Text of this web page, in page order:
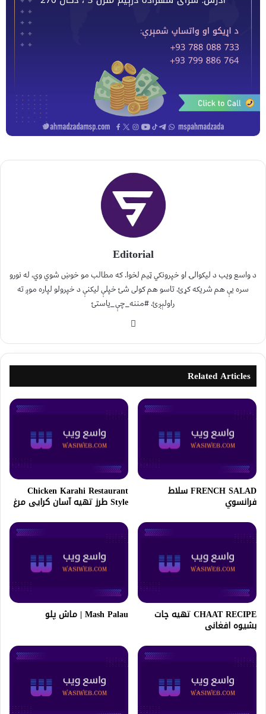
Editorial
د واسع ویب د لیکوالۍ او خپرونکي ټیم لخوا. که مطالب مو خوښ شوي وي، له نورو
سره یې هم شریکه کړئ. تاسو هم کولی شئ خپلې لیکنې د خپرولو لپاره موږ ته
راولېږئ. #مننه_چې_یاستئ
Related Articles
FRENCH SALAD سلاط
فرانسوي
Chicken Karahi Restaurant
Style طرز تهیه آسان کرایی مرغ
CHAAT RECIPE تهيه چات
بشيوه افغانى
Mash Palau | ماش پلو